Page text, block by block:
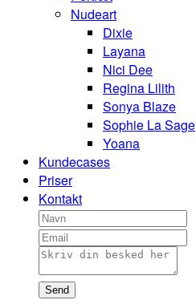
Nudeart
Dixie
Layana
Nici Dee
Regina Lilith
Sonya Blaze
Sophie La Sage
Yoana
Kundecases
Priser
Kontakt
Send